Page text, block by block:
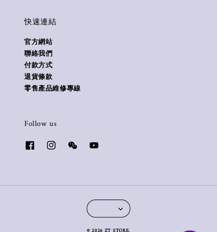
快速連結
官方網站
聯絡我們
付款方式
退貨條款
零售產品維修專線
Follow us